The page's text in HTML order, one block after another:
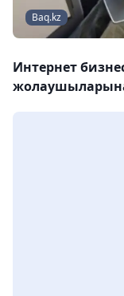
Baq.kz
Интернет